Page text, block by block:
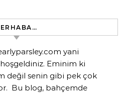
yani
Eminim ki
değil senin gibi pek çok
Bu blog, bahçemde